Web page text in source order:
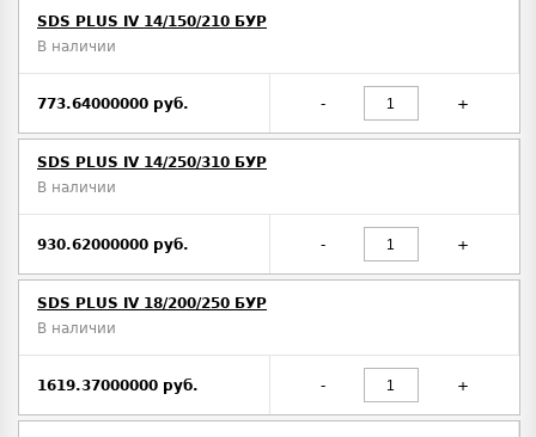
SDS PLUS IV 14/150/210 БУР
В наличии
773.64000000 руб. - +
SDS PLUS IV 14/250/310 БУР
В наличии
930.62000000 руб. - +
SDS PLUS IV 18/200/250 БУР
В наличии
1619.37000000 руб. - +